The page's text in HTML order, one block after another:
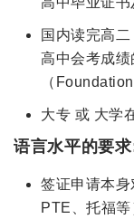
国内读完高
高中会考成
（
大专 或 大学
语言水平的要
签证申请本
PTE、托福等